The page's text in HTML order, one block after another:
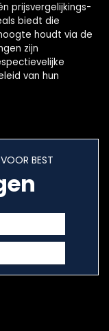
prijsvergelijkings-
biedt die
houdt via de
zijn
van hun
BEST